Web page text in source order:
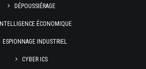
DÉPOUSSIÉRAGE
INTELLIGENCE ÉCONOMIQUE
ESPIONNAGE INDUSTRIEL
CYBER ICS